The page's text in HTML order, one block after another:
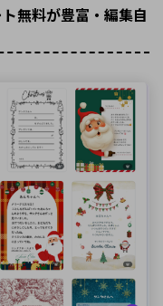
無料が豊富・編集自